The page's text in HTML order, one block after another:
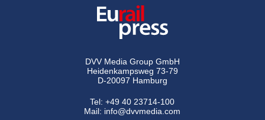
DVV Media Group GmbH
Heidenkampsweg 73-79
D-20097 Hamburg
Tel:+49 40 23714-100
Mail: info@dvvmedia.com